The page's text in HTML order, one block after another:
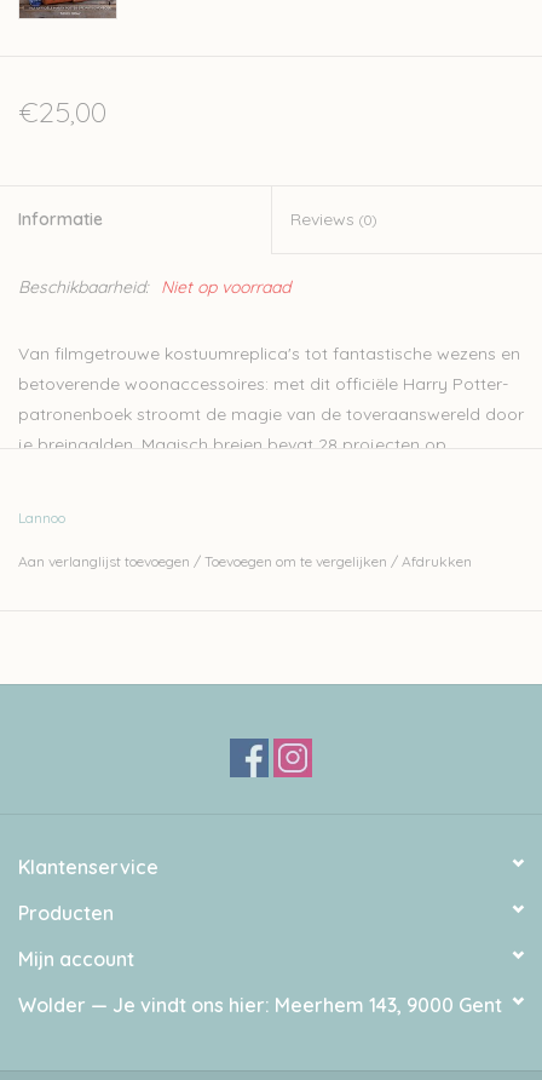
€25,00
Informatie Reviews (0)
Beschikbaarheid: Niet op voorraad
Van filmgetrouwe kostuumreplica's tot fantastische wezens en
betoverende woonaccessoires: met dit officiële Harry Potter-
patronenboek stroomt de magie van de toveraanswereld door
je breinaalden. Magisch breien bevat 28 projecten op
Lannoo
Aan verlanglijst toevoegen / Toevoegen om te vergelijken / Afdrukken
Klantenservice
Producten
Mijn account
Wolder — Je vindt ons hier: Meerhem 143, 9000 Gent